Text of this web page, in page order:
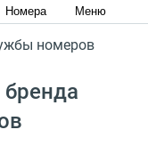
Номера Меню
номеров